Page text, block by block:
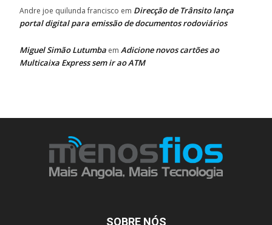
Andre joe quilunda francisco em Direcção de Trânsito lança
portal digital para emissão de documentos rodoviários
Miguel Simão Lutumba em Adicione novos cartões ao
Multicaixa Express sem ir ao ATM
SOBRE NÓS